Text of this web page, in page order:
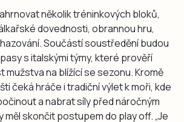
několik tréninkových bloků,
dovednosti, obrannou hru,
Součástí soustředění budou
s italskými týmy, které prověří
mužstva na blížící se sezonu. Kromě
čeká hráče i tradiční výlet k moři, kde
a nabrat síly před náročným
měl skončit postupem do play off. „Je